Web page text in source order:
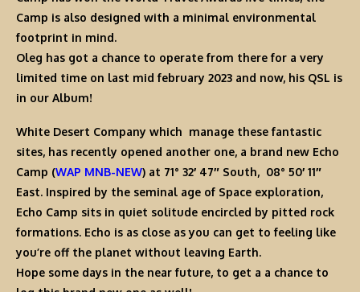
Camp is also designed with a minimal environmental
footprint in mind.
Oleg has got a chance to operate from there for a very
limited time on last mid february 2023 and now, his QSL is
in our Album!
White Desert Company which manage these fantastic
sites, has recently opened another one, a brand new Echo
Camp (WAP MNB-NEW) at 71° 32′ 47″ South, 08° 50′ 11″
East. Inspired by the seminal age of Space exploration,
Echo Camp sits in quiet solitude encircled by pitted rock
formations. Echo is as close as you can get to feeling like
you’re off the planet without leaving Earth.
Hope some days in the near future, to get a a chance to